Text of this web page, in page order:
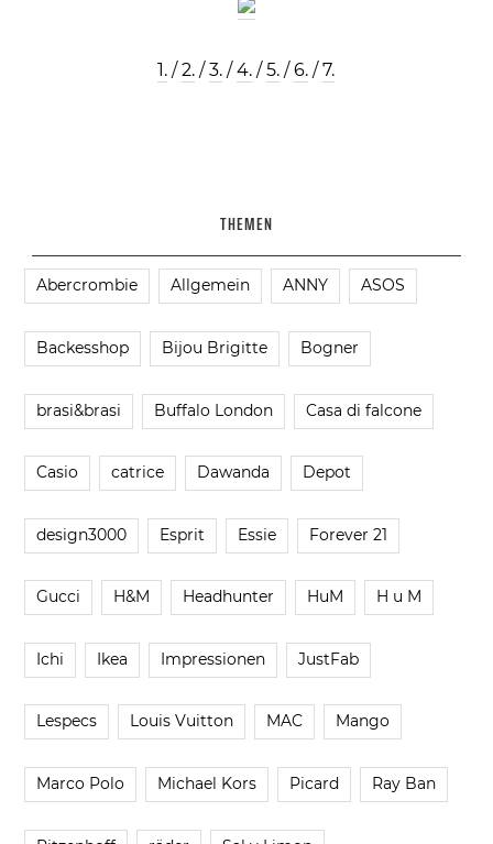
1. /2. /3. /4. /5. /6. /7.
THEMEN
Abercrombie Allgemein ANNY ASOS
Backesshop Bijou Brigitte Bogner
brasi&brasi Buffalo London Casa di falcone
Casio catrice Dawanda Depot
design3000 Esprit Essie Forever 21
Gucci H&M Headhunter HuM H u M
Ichi Ikea Impressionen JustFab
Lespecs Louis Vuitton MAC Mango
Marco Polo Michael Kors Picard Ray Ban